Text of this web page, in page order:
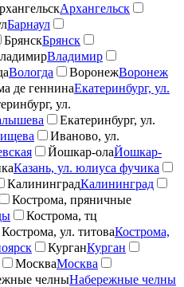
Архангельск
Барнаул
БрянскБрянск
Владимир
Вологда ВоронежВоронеж
де геннинаЕкатеринбург, ул.
ул.
Екатеринбург, ул.
Иваново, ул.
Йошкар-олаЙошкар-
Казань, ул. юлиуса фучика
КалининградКалининград
Кострома, пряничные
Кострома, тц
Кострома, ул. титоваКострома,
КурганКурган
МоскваМосква
челныНабережные челны